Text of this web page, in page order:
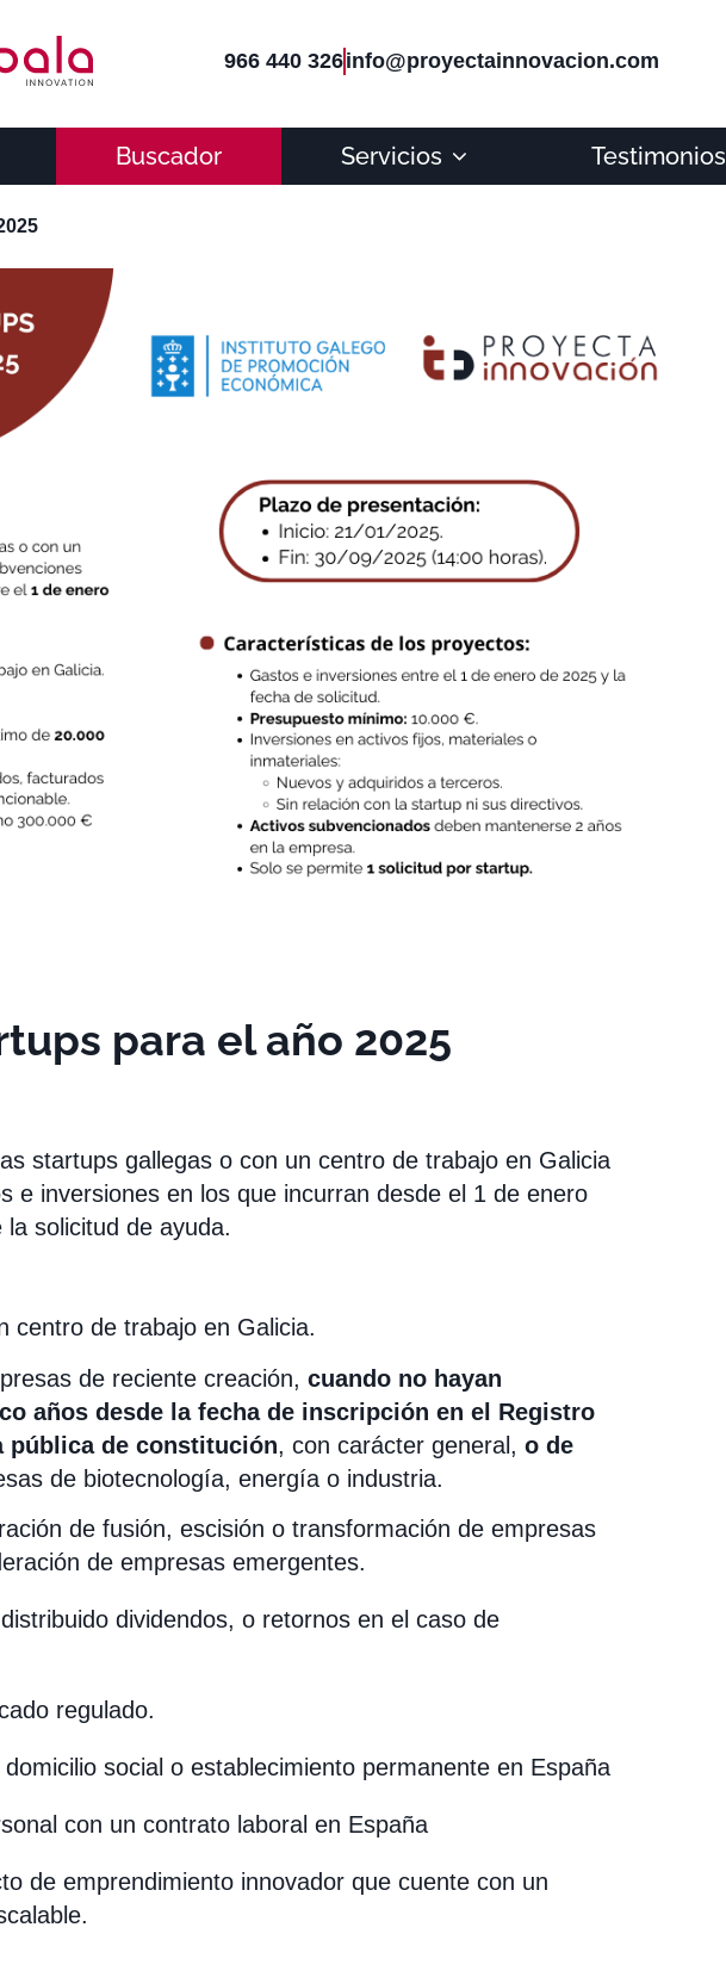
966 440 326info@proyectainnovacion.com
Buscador Servicios Testimonios
para el año 2025
startups gallegas o con un centro de trabajo en Galicia
e inversiones en los que incurran desde el 1 de enero
solicitud de ayuda.
centro de trabajo en Galicia.
de reciente creación, cuando no hayan
años desde la fecha de inscripción en el Registro
pública de constitución, con carácter general, o de
de biotecnología, energía o industria.
de fusión, escisión o transformación de empresas
de empresas emergentes.
dividendos, o retornos en el caso de
regulado.
social o establecimiento permanente en España
con un contrato laboral en España
de emprendimiento innovador que cuente con un